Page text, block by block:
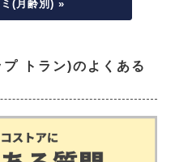
(月齢別) »
トラン)のよくある